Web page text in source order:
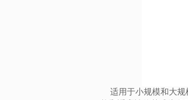
适用于小规模和大规